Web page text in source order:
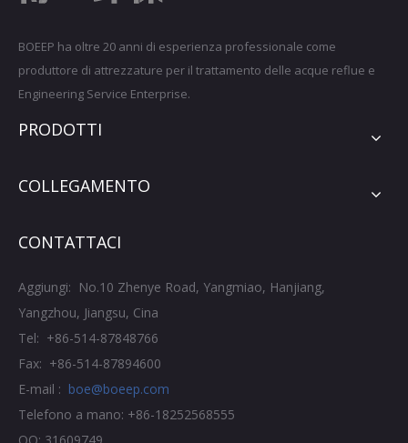
BOEEP ha oltre 20 anni di esperienza professionale come
produttore di attrezzature per il trattamento delle acque reflue e
Engineering Service Enterprise.
PRODOTTI
COLLEGAMENTO
CONTATTACI
Aggiungi: No.10 Zhenye Road, Yangmiao, Hanjiang,
Yangzhou, Jiangsu, Cina
Tel: +86-514-87848766
Fax: +86-514-87894600
E-mail : boe@boeep.com
Telefono a mano: +86-18252568555